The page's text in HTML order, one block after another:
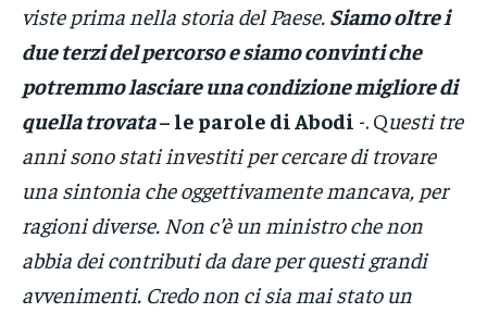
viste prima nella storia del Paese. Siamo oltre i
due terzi del percorso e siamo convinti che
potremmo lasciare una condizione migliore di
quella trovata– le parole di Abodi -. Questi tre
anni sono stati investiti per cercare di trovare
una sintonia che oggettivamente mancava, per
ragioni diverse. Non c’è un ministro che non
abbia dei contributi da dare per questi grandi
avvenimenti. Credo non ci sia mai stato un